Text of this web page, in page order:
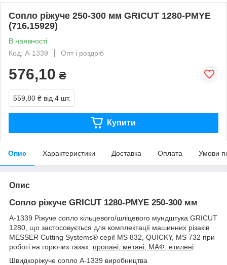
Сопло ріжуче 250-300 мм GRICUT 1280-PMYE
(716.15929)
В наявності
Код: A-1339
Опт і роздріб
576,10 ₴
559,80 ₴ від 4 шт.
Купити
Опис Характеристики Доставка Оплата Умови
Опис
Сопло ріжуче GRICUT 1280-PMYE 250-300 мм
A-1339 Ріжуче сопло кільцевого/шліцевого мундштука GRICUT
1280, що застосовується для комплектації машинних різаків
MESSER Cutting Systems® серії MS 832, QUICKY, MS 732 при
роботі на горючих газах: пропані, метані, МАФ, етилені
Швидкоріжуче сопло A-1339 виробництва